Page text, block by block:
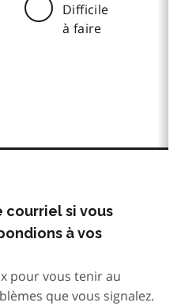
Difficile
à faire
courriel si vous
à vos
pour vous tenir au
que vous signalez.